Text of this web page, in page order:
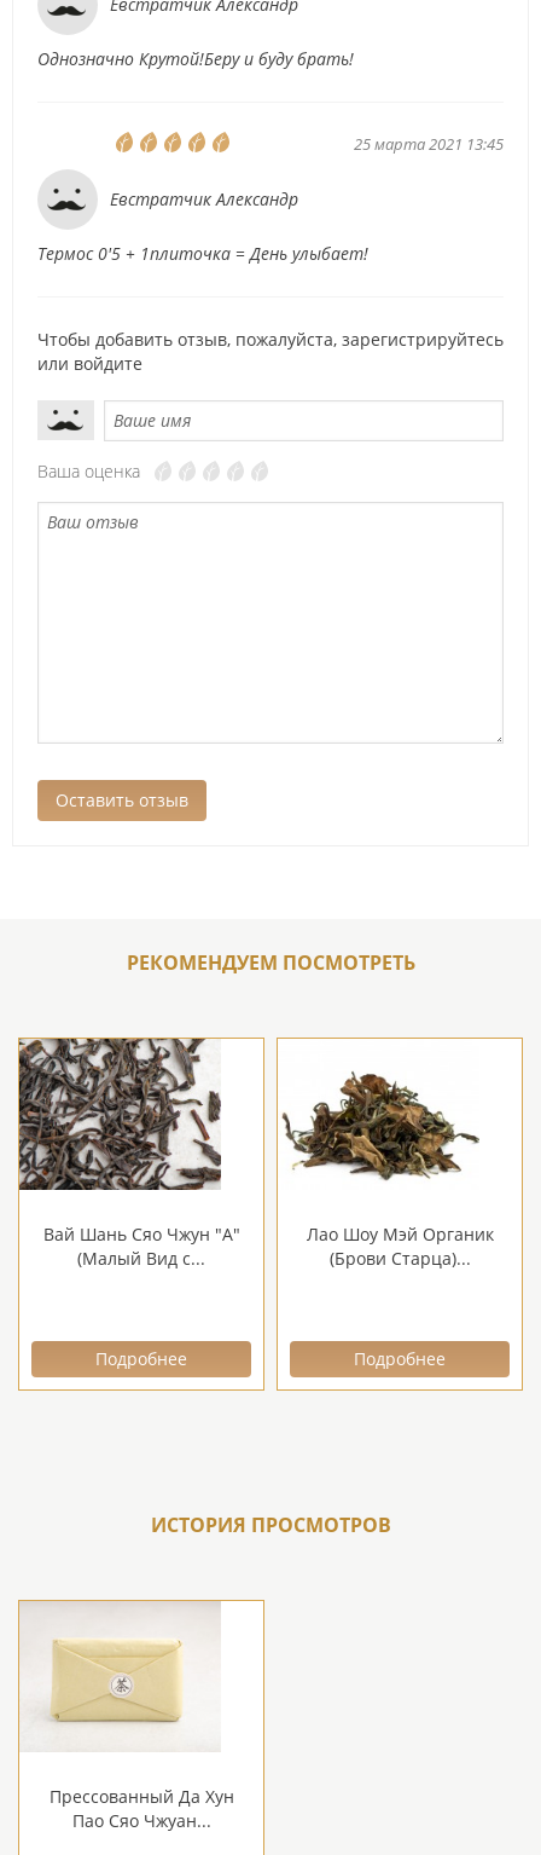
Однозначно Крутой!Беру и буду брать!
25 марта 2021 13:45
Евстратчик Александр
Термос 0'5 + 1плиточка = День улыбает!
Чтобы добавить отзыв, пожалуйста, зарегистрируйтесь
или войдите
Ваша оценка
РЕКОМЕНДУЕМ ПОСМОТРЕТЬ
Вай Шань Сяо Чжун "А"
(Малый Вид с...
Подробнее
Лао Шоу Мэй Органик
(Брови Старца)...
Подробнее
ИСТОРИЯ ПРОСМОТРОВ
Прессованный Да Хун
Пао Сяо Чжуан...